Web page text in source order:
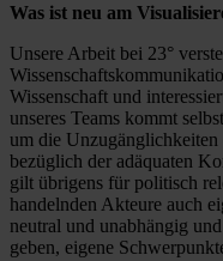
Was ist neu am
Unsere Arbeit bei 23°
Wissenschaft und
unseres Teams kommt
um die Unzugänglichkeiten
bezüglich der adäquaten
gilt übrigens für politisch
handelnden Akteure auch
neutral und unabhängig
geben, eigene